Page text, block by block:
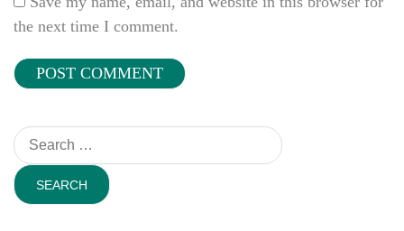
the next time I comment.
Search
for: